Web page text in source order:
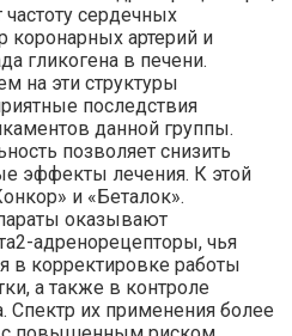
сердечных
коронарных артерий и
гликогена в печени.
на эти структуры
последствия
данной группы.
позволяет снизить
эффекты лечения. К этой
и «Беталок».
оказывают
адренорецепторы, чья
в корректировке работы
а также в контроле
Спектр их применения более